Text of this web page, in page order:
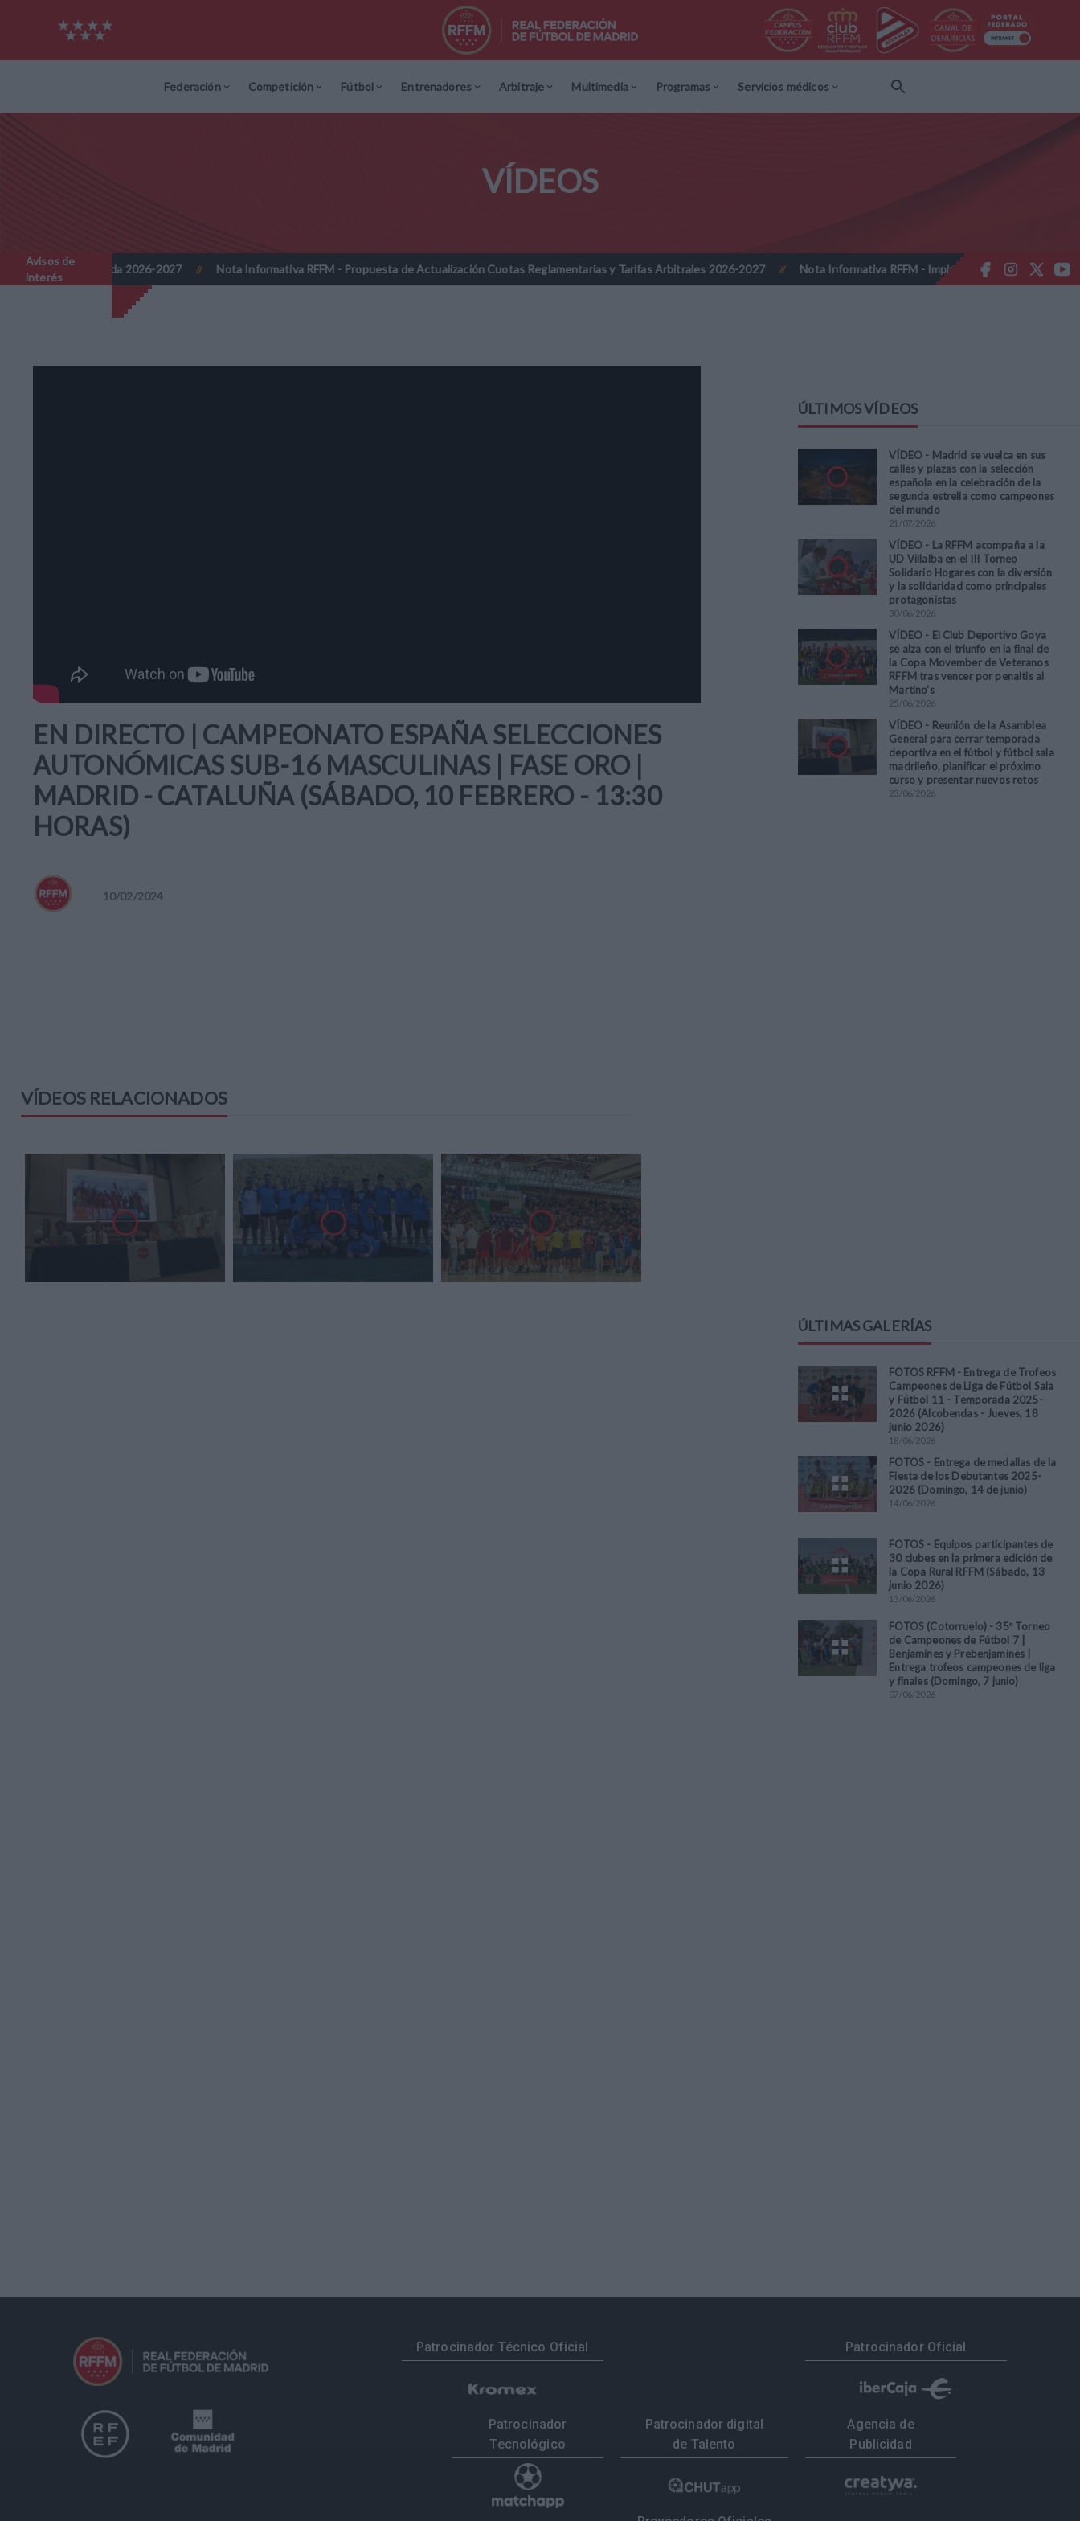
Federación Competición Fútbol Entrenadores Arbitraje Multimedia Programas Servicios médicos
VÍDEOS
Avisos de
interés
Temporada 2026-2027 // Nota Informativa RFFM - Propuesta de Actualización Cuotas Reglamentarias y Tarifas Arbitrales 2026-2027 // Nota Informativa RFFM - Implantación de la firma online
EN DIRECTO | CAMPEONATO ESPAÑA SELECCIONES
AUTONÓMICAS SUB-16 MASCULINAS | FASE ORO |
MADRID - CATALUÑA (SÁBADO, 10 FEBRERO - 13:30
HORAS)
10/02/2024
VÍDEOS RELACIONADOS
ÚLTIMOS VÍDEOS
VÍDEO - Madrid se vuelca en sus
calles y plazas con la selección
española en la celebración de la
segunda estrella como campeones
del mundo
21 /07/2026
VÍDEO - La RFFM acompaña a la
UD Villalba en el III Torneo
Solidario Hogares con la diversión
y la solidaridad como principales
protagonistas
30/06/2026
VÍDEO - El Club Deportivo Goya
se alza con el triunfo en la final de
la Copa Movember de Veteranos
RFFM tras vencer por penaltis al
Martino's
25/06/2026
VÍDEO - Reunión de la Asamblea
General para cerrar temporada
deportiva en el fútbol y fútbol sala
madrileño, planificar el próximo
curso y presentar nuevos retos
23/06/2026
ÚLTIMAS GALERÍAS
FOTOS RFFM - Entrega de Trofeos
Campeones de Liga de Fútbol Sala
y Fútbol 11 - Temporada 2025-
2026 (Alcobendas - Jueves, 18
junio 2026)
18/06/2026
FOTOS - Entrega de medallas de la
Fiesta de los Debutantes 2025-
2026 (Domingo, 14 de junio)
14/06/2026
FOTOS - Equipos participantes de
30 clubes en la primera edición de
la Copa Rural RFFM (Sábado, 13
junio 2026)
13/06/2026
FOTOS (Cotorruelo) - 35º Torneo
de Campeones de Fútbol 7 |
Benjamines y Prebenjamines |
Entrega trofeos campeones de liga
y finales (Domingo, 7 junio)
07/06/2026
Patrocinador Técnico Oficial Patrocinador Oficial
Patrocinador
Tecnológico
Patrocinador digital
de Talento
Agencia de
Publicidad